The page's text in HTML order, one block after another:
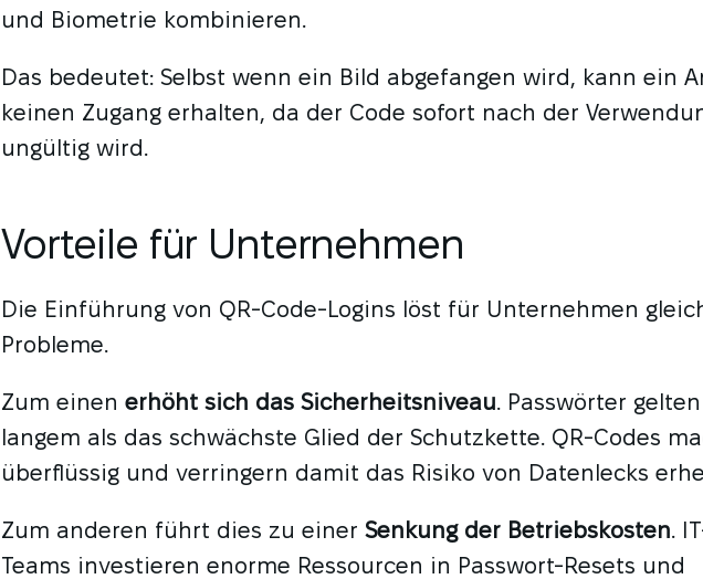
und Biometrie kombinieren.
Das bedeutet: Selbst wenn ein Bild abgefangen wird, kann ein
keinen Zugang erhalten, da der Code sofort nach der
ungültig wird.
Vorteile für Unternehmen
Die Einführung von QR-Code-Logins löst für Unternehmen
Probleme.
Zum einen erhöht sich das Sicherheitsniveau. Passwörter
langem als das schwächste Glied der Schutzkette. QR-Codes
überflüssig und verringern damit das Risiko von Datenlecks
Zum anderen führt dies zu einer Senkung der Betriebskosten.
Teams investieren enorme Ressourcen in Passwort-Resets und